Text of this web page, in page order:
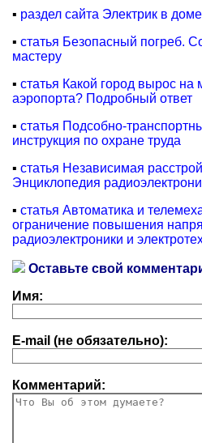
▪ раздел сайта Электрик в
▪ статья Безопасный погреб.
мастеру
▪ статья Какой город вырос на
аэропорта? Подробный ответ
▪ статья Подсобно-
инструкция по охране труда
▪ статья Независимая
Энциклопедия
▪ статья Автоматика и
ограничение повышения
радиоэлектроники и
Оставьте свой
Имя:
E-mail (не обязательно):
Комментарий: